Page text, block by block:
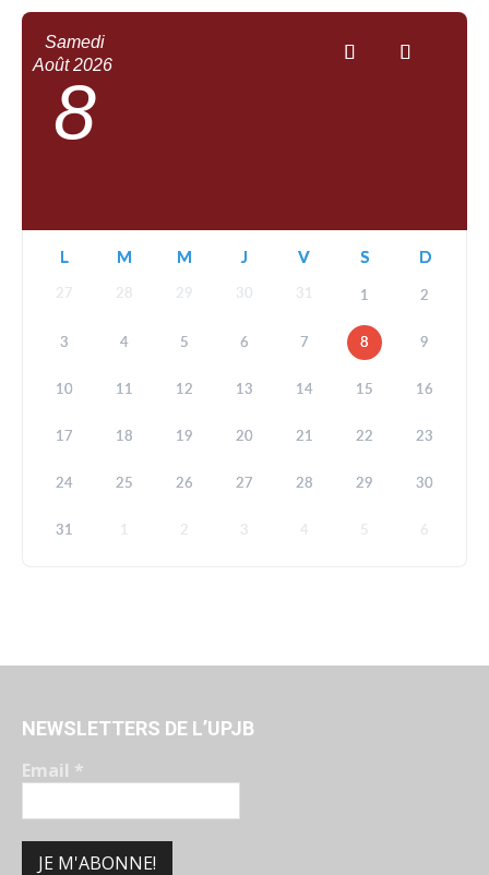
Samedi
Août 2026
8
L M M J V S D
27 28 29 30 31 1 2
3 4 5 6 7 8 9
10 11 12 13 14 15 16
17 18 19 20 21 22 23
24 25 26 27 28 29 30
31 1 2 3 4 5 6
NEWSLETTERS DE L’UPJB
Email *